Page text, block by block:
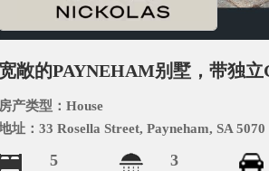
宽敞的PAYNEHAM别墅，带独
房产类型：House
址：33 Rosella Street, Payneham, SA 5070
5 3